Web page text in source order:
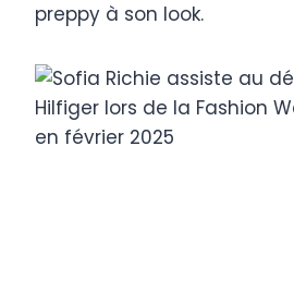
preppy à son look.